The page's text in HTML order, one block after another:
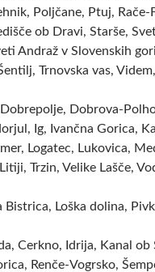
Poljčane, Ptuj, Rače-
ob Dravi, Starše,
Andraž v Slovenskih
Trnovska vas,
Dobrova-
Ig, Ivančna Gorica,
Logatec, Lukovica,
Trzin, Velike Lašče,
Bistrica, Loška dolina,
Cerkno, Idrija, Kanal
Renče-Vogrsko,